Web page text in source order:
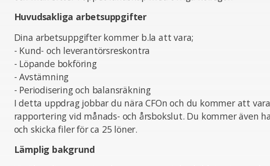
Huvudsakliga arbetsuppgifter
Dina arbetsuppgifter kommer b.la att vara;
- Kund- och leverantörsreskontra
- Löpande bokföring
- Avstämning
- Periodisering och balansräkning
I detta uppdrag jobbar du nära CFOn och du kommer att
rapportering vid månads- och årsbokslut. Du kommer även
och skicka filer för ca 25 löner.
Lämplig bakgrund